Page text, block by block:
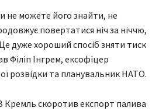
не можете його знайти, не
повертатися ніч за ніччю,
дуже хороший спосіб зняти тиск
Філіп Інгрем, ексофіцер
розвідки та планувальник НАТО.
скоротив експорт палива